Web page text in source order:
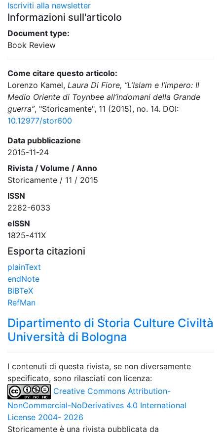
Iscriviti alla newsletter
Informazioni sull'articolo
Document type:
Book Review
Come citare questo articolo:
Lorenzo Kamel, Laura Di Fiore, “L’Islam e l’impero: Il
Medio Oriente di Toynbee all’indomani della Grande
guerra”, "Storicamente", 11 (2015), no. 14. DOI:
10.12977/stor600
Data pubblicazione
2015-11-24
Rivista / Volume / Anno
Storicamente / 11 / 2015
ISSN
2282-6033
eISSN
1825-411X
Esporta citazioni
plainText
endNote
BiBTeX
RefMan
Dipartimento di Storia Culture Civiltà
Università di Bologna
I contenuti di questa rivista, se non diversamente
specificato, sono rilasciati con licenza:
Creative Commons Attribution-
NonCommercial-NoDerivatives 4.0 International
License 2004- 2026
Storicamente è una rivista pubblicata da